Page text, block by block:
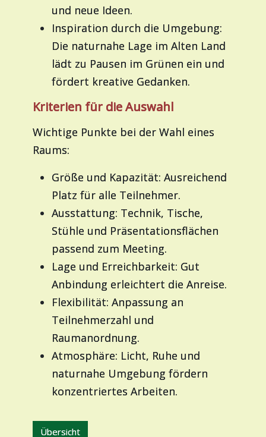
und neue Ideen.
Inspiration durch die Umgebung:
Die naturnahe Lage im Alten Land
lädt zu Pausen im Grünen ein und
fördert kreative Gedanken.
Kriterien für die Auswahl
Wichtige Punkte bei der Wahl eines
Raums:
Größe und Kapazität: Ausreichend
Platz für alle Teilnehmer.
Ausstattung: Technik, Tische,
Stühle und Präsentationsflächen
passend zum Meeting.
Lage und Erreichbarkeit: Gut
Anbindung erleichtert die Anreise.
Flexibilität: Anpassung an
Teilnehmerzahl und
Raumanordnung.
Atmosphäre: Licht, Ruhe und
naturnahe Umgebung fördern
konzentriertes Arbeiten.
Übersicht